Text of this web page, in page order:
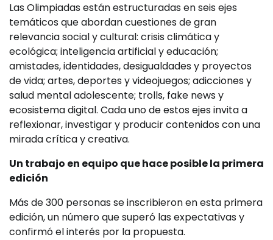
Las Olimpiadas están estructuradas en seis ejes
temáticos que abordan cuestiones de gran
relevancia social y cultural: crisis climática y
ecológica; inteligencia artificial y educación;
amistades, identidades, desigualdades y proyectos
de vida; artes, deportes y videojuegos; adicciones y
salud mental adolescente; trolls, fake news y
ecosistema digital. Cada uno de estos ejes invita a
reflexionar, investigar y producir contenidos con una
mirada crítica y creativa.
Un trabajo en equipo que hace posible la primera
edición
Más de 300 personas se inscribieron en esta primera
edición, un número que superó las expectativas y
confirmó el interés por la propuesta.